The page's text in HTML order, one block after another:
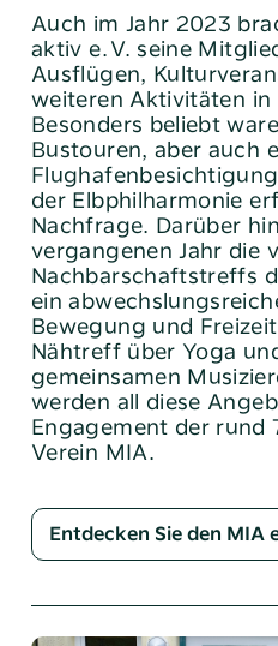
Tel:
040 / 38 90 10
E-Mail:
info@altoba.de
Jahres- und
Geschäftsbericht 2023
Auch im Jahr 2023
aktiv e. V. seine
Ausflügen,
weiteren Aktivitäten in
Besonders beliebt
Bustouren, aber auch
der Elbphilharmonie
Nachfrage. Darüber
vergangenen Jahr die
Nachbarschaftstreffs
ein
Bewegung und
Nähtreff über Yoga
gemeinsamen
werden all diese
Engagement der rund
Verein MIA.
Entdecken Sie den MIA